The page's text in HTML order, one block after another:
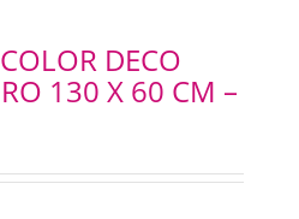
DECO
130 X 60 CM –